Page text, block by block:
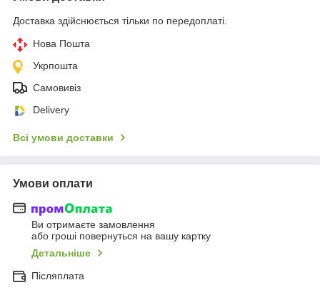
Доставка здійснюється тільки по передоплаті.
Нова Пошта
Укрпошта
Самовивіз
Delivery
Всі умови доставки
Умови оплати
Ви отримаєте замовлення
або гроші повернуться на вашу картку
Детальніше
Післяплата